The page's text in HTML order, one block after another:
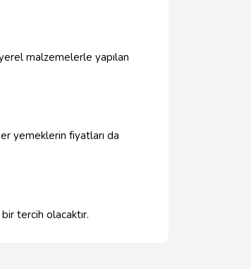
malzemelerle yapılan
yemeklerin fiyatları da
tercih olacaktır.